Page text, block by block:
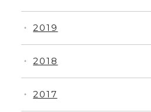
・ 2017
・ 2018
・ 2019